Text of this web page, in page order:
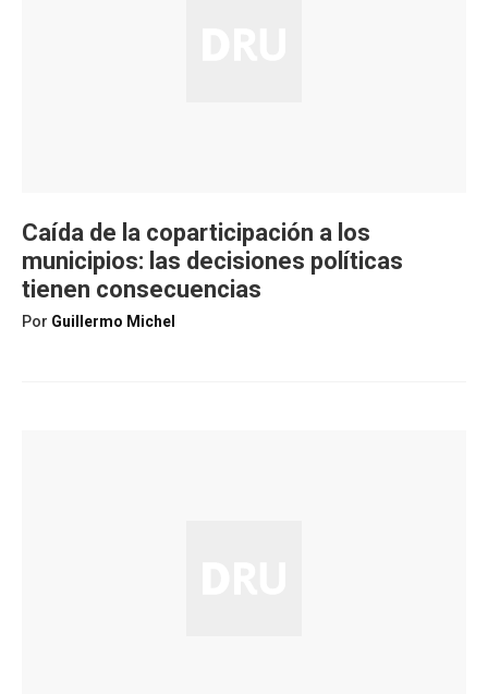
Caída de la coparticipación a los
municipios: las decisiones políticas
tienen consecuencias
Por Guillermo Michel